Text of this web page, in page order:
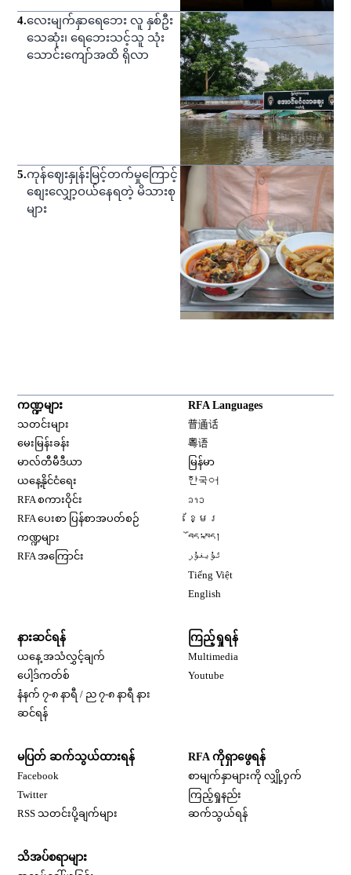
4.လေးမျက်နှာရေဘေး လူ နှစ်ဦး
သေဆုံး၊ ရေဘေးသင့်သူ သုံး
သောင်းကျော်အထိ ရှိလာ
5.ကုန်ဈေးနှုန်းမြင့်တက်မှုကြောင့်
စျေးလျှော့ဝယ်နေရတဲ့ မိသားစု
များ
ကဏ္ဍများ
သတင်းများ
မေးမြန်းခန်း
မာလ်တီမီဒီယာ
ယနေ့နိုင်ငံရေး
RFA စကားဝိုင်း
RFA ပေးစာ ပြန်စာအပတ်စဉ်
ကဏ္ဍများ
RFA အကြောင်း
RFA Languages
普通话
粤语
မြန်မာ
한국어
ລາວ
ខ្មែរ
བོད་སྐད།
ئۇيغۇر
Tiếng Việt
English
နားဆင်ရန်
ယနေ့ အသံလွှင့်ချက်
ပေါ့ဒ်ကတ်စ်
နံနက် ၇-၈ နာရီ / ည ၇-၈ နာရီ နား
ဆင်ရန်
ကြည့်ရှုရန်
Multimedia
Youtube
မပြတ် ဆက်သွယ်ထားရန်
Facebook
Twitter
RSS သတင်းပို့ချက်များ
RFA ကိုရှာဖွေရန်
စာမျက်နှာများကို လျှို့ဝှက်
ကြည့်ရှုနည်း
ဆက်သွယ်ရန်
သိအပ်စရာများ